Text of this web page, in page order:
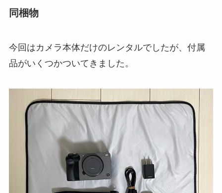
同梱物
今回はカメラ本体だけのレンタルでしたが、付属
品がいくつかついてきました。